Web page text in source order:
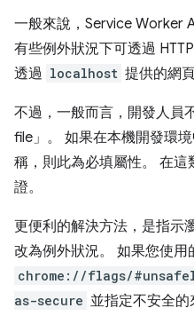
一般來說，Service Worker
有些例外狀況下可透過
透過 localhost 提供的網
不過，一般而言，開發人員
file」 。 如果在本機開發環
稱，則此為必填屬性。 在
證。
更便利的解決方法，是指示
改為例外狀況。 如果您使
chrome://flags/
as-secure 並指定不安全